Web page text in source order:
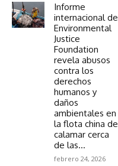
Informe
internacional de
Environmental
Justice
Foundation
revela abusos
contra los
derechos
humanos y
daños
ambientales en
la flota china de
calamar cerca
de las...
febrero 24, 2026